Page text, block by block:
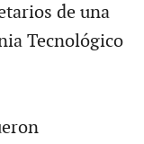
de una
Tecnológico